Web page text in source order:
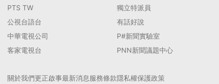
PTS TW
公視台語台
中華電視公司
客家電視台
獨立特派員
有話好說
P#新聞實驗室
PNN新聞議題中心
關於我們更正啟事最新消息服務條款隱私權保護政策